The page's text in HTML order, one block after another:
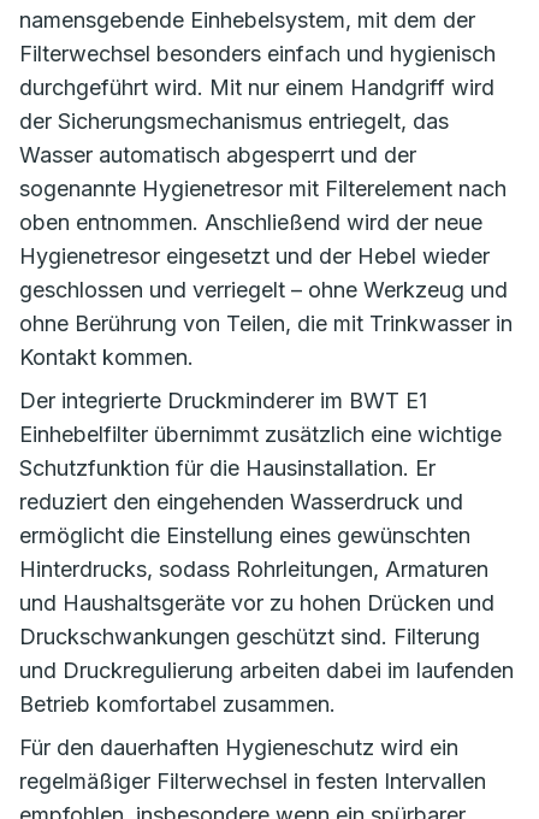
namensgebende Einhebelsystem, mit dem der
Filterwechsel besonders einfach und hygienisch
durchgeführt wird. Mit nur einem Handgriff wird
der Sicherungsmechanismus entriegelt, das
Wasser automatisch abgesperrt und der
sogenannte Hygienetresor mit Filterelement nach
oben entnommen. Anschließend wird der neue
Hygienetresor eingesetzt und der Hebel wieder
geschlossen und verriegelt – ohne Werkzeug und
ohne Berührung von Teilen, die mit Trinkwasser in
Kontakt kommen.
Der integrierte Druckminderer im BWT E1
Einhebelfilter übernimmt zusätzlich eine wichtige
Schutzfunktion für die Hausinstallation. Er
reduziert den eingehenden Wasserdruck und
ermöglicht die Einstellung eines gewünschten
Hinterdrucks, sodass Rohrleitungen, Armaturen
und Haushaltsgeräte vor zu hohen Drücken und
Druckschwankungen geschützt sind. Filterung
und Druckregulierung arbeiten dabei im laufenden
Betrieb komfortabel zusammen.
Für den dauerhaften Hygieneschutz wird ein
regelmäßiger Filterwechsel in festen Intervallen